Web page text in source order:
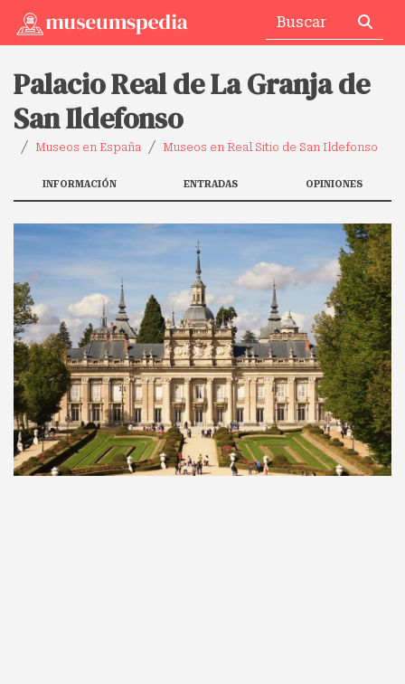
Palacio Real de La Granja de
San Ildefonso
Museos en España Museos en Real Sitio de San Ildefonso
INFORMACIÓN ENTRADAS OPINIONES